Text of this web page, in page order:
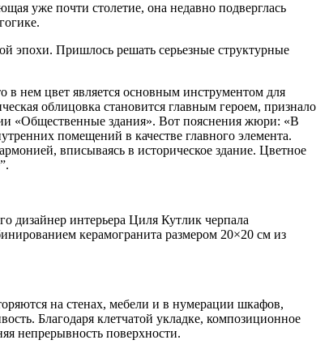
уже почти столетие, она недавно подверглась
эпохи. Пришлось решать серьезные структурные
нем цвет является основным инструментом для
облицовка становится главным героем, признало
«Общественные здания». Вот пояснения жюри: «В
помещений в качестве главного элемента.
вписываясь в историческое здание. Цветное
дизайнер интерьера Циля Кутлик черпала
керамогранита размером 20×20 см из
на стенах, мебели и в нумерации шкафов,
Благодаря клетчатой укладке, композиционное
непрерывность поверхности.